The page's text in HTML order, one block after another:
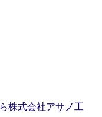
株式会社アサノ工